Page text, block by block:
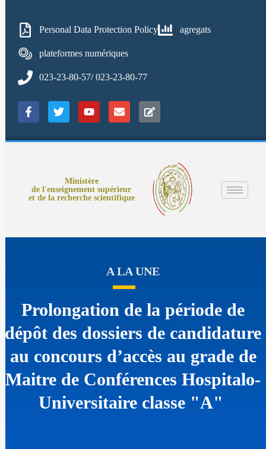
Personal Data Protection Policy agregats
plateformes numériques
023-23-80-57/ 023-23-80-77
Ministère
de l'enseignement supérieur
et de la recherche scientifique
A LA UNE
Prolongation de la période de
dépôt des dossiers de candidature
au concours d’accès au grade de
Maitre de Conférences Hospitalo-
Universitaire classe "A"